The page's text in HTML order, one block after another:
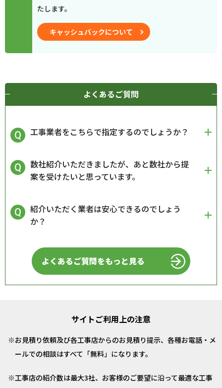
たします。
キャッシュバックについて
よくあるご質問
工事業者をこちらで指定するのでしょうか？
数社紹介いただきましたが、あと数社から提
案を受けたいと思っています。
紹介いただく業者は安心できるのでしょう
か？
よくあるご質問をもっと見る
サイトご利用上の注意
お見積り依頼及び各工事店からのお見積り提示、各種お電話・メ
ールでの相談はすべて「無料」になります。
工事店の紹介数は最大3社、お客様のご要望に沿って最適な工事